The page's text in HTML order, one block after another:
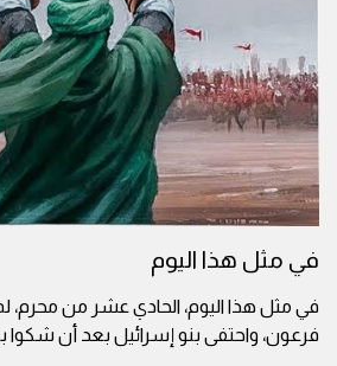
في مثل هذا اليوم
في مثل هذا اليوم، الحادي عشر من
فرعون، واحتفى بنو إسرائيل بعد أن شكوا